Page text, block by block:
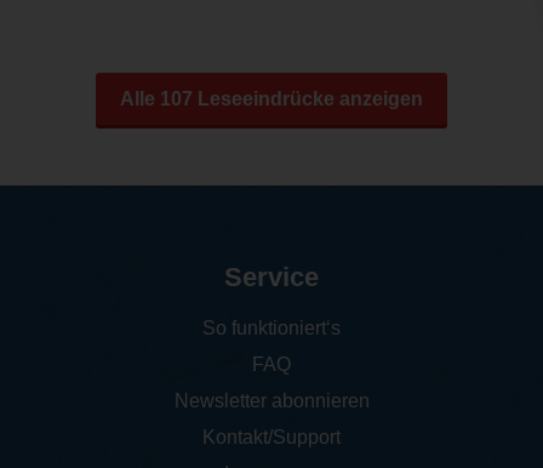
Alle 107 Leseeindrücke anzeigen
Service
So funktioniert‘s
FAQ
Newsletter abonnieren
Kontakt/Support